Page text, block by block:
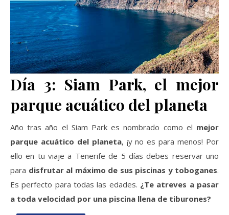
Día 3: Siam Park, el mejor
parque acuático del planeta
Año tras año el Siam Park es nombrado como el mejor
parque acuático del planeta, ¡y no es para menos! Por
ello en tu viaje a Tenerife de 5 días debes reservar uno
para disfrutar al máximo de sus piscinas y toboganes.
Es perfecto para todas las edades. ¿Te atreves a pasar
a toda velocidad por una piscina llena de tiburones?